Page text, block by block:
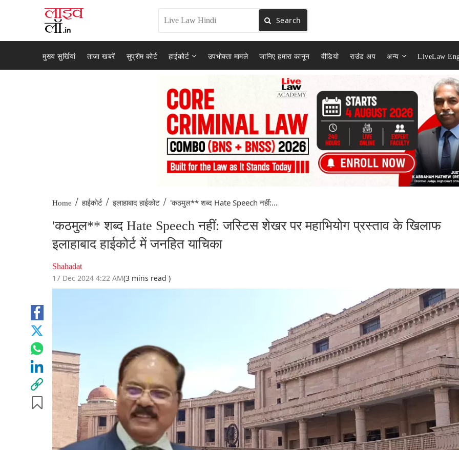
Search
मुख्य सुर्खियां ताजा खबरें सुप्रीम कोर्ट हाईकोर्ट उपभोक्ता मामले जानिए हमारा कानून वीडियो राउंड अप अन्य LiveLaw
Home / हाईकोर्ट / इलाहाबाद हाईकोट / 'कठमुल** शब्द Hate Speech नहीं:...
'कठमुल** शब्द Hate Speech नहीं: जस्टिस शेखर पर महाभियोग प्रस्ताव के खिलाफ
इलाहाबाद हाईकोर्ट में जनहित याचिका
Shahadat
17 Dec 2024 4:22 AM(3 mins read )